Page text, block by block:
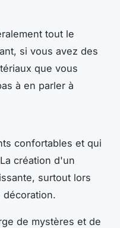
tout le
si vous avez des
que vous
à en parler à
confortables et qui
création d'un
surtout lors
de mystères et de